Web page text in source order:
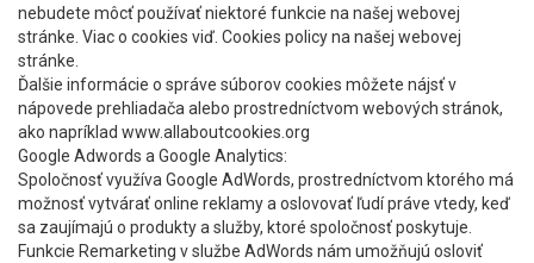
nebudete môcť používať niektoré funkcie na našej webovej
stránke. Viac o cookies viď. Cookies policy na našej webovej
stránke.
Ďalšie informácie o správe súborov cookies môžete nájsť v
nápovede prehliadača alebo prostredníctvom webových stránok,
ako napríklad www.allaboutcookies.org
Google Adwords a Google Analytics:
Spoločnosť využíva Google AdWords, prostredníctvom ktorého má
možnosť vytvárať online reklamy a oslovovať ľudí práve vtedy, keď
sa zaujímajú o produkty a služby, ktoré spoločnosť poskytuje.
Funkcie Remarketing v službe AdWords nám umožňujú osloviť